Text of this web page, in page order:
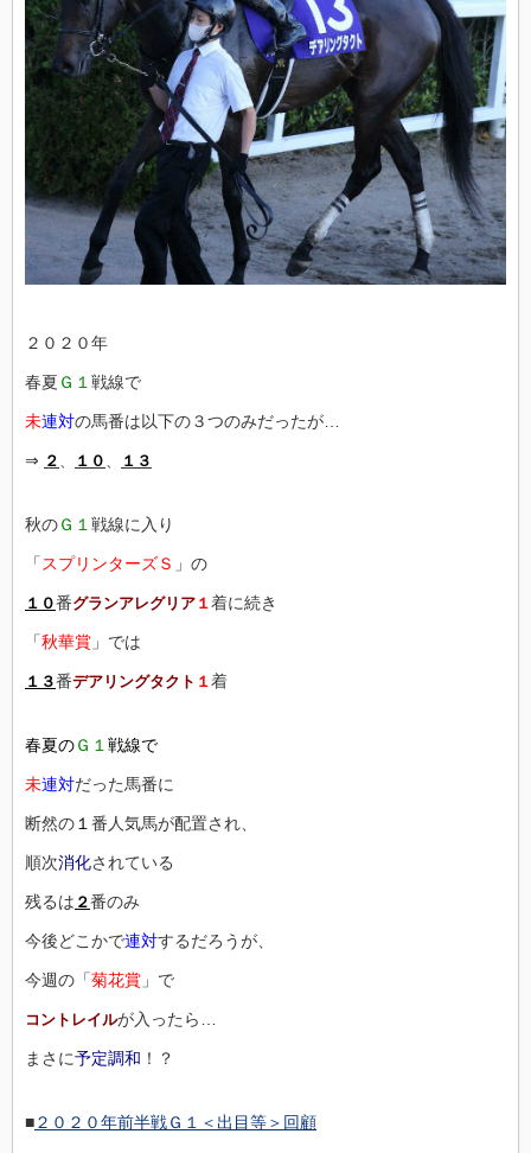
２０２０年
春夏 Ｇ１ 戦線で
未連対の馬番は以下の３つのみだったが…
⇒ ２ 、 １０ 、 １３
秋のＧ１ 戦線に入り
「 スプリンターズＳ 」の
１０番グランアレグリア １着に続き
「秋華賞 」では
１３番デアリングタクト １着
春夏のＧ１ 戦線で
未連対だった馬番に
断然の１ 番人気馬が配置され、
順次消化されている
残るは ２番のみ
今後どこかで連対するだろうが、
今週の「菊花賞 」で
コントレイルが入ったら…
まさに予定調和 ！？
■２０２０年前半戦Ｇ１＜出目等＞回顧